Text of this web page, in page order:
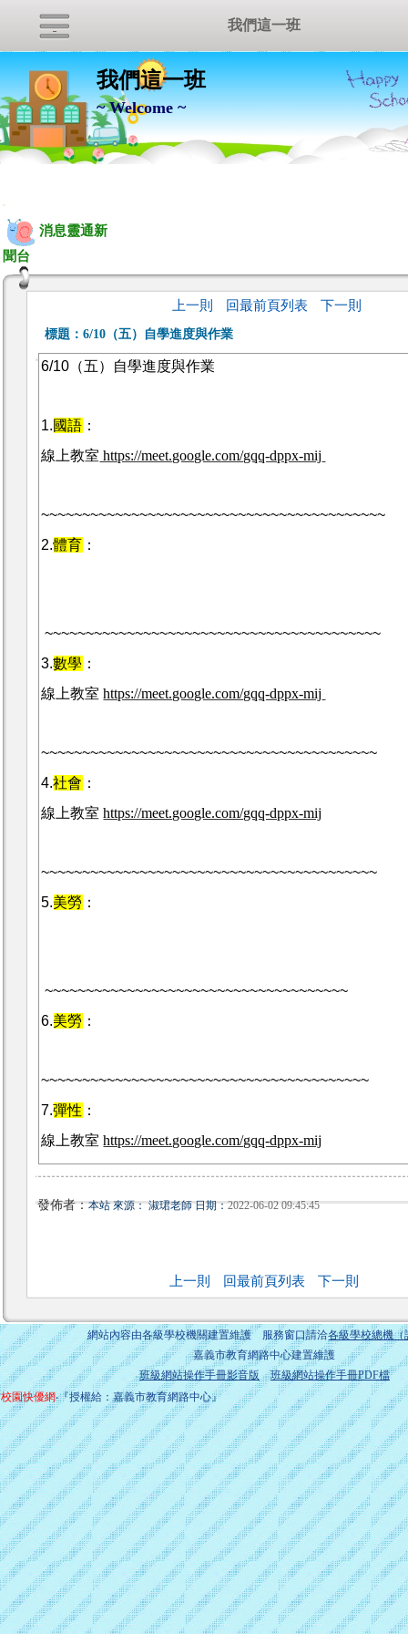
我們這一班
~ Welcome ~
:::
消息靈通新
聞台
上一則 回最前頁列表 下一則
標題：6/10（五）自學進度與作業
6/10（五）自學進度與作業
1.國語 ：
線上教室 https://meet.google.com/gqq-dppx-mij
~~~~~~~~~~~~~~~~~~~~~~~~~~~~~~~~~~~~~~~~~~
2.體育 ：
~~~~~~~~~~~~~~~~~~~~~~~~~~~~~~~~~~~~~~~~~
3.數學 ：
線上教室https://meet.google.com/gqq-dppx-mij
~~~~~~~~~~~~~~~~~~~~~~~~~~~~~~~~~~~~~~~~~
4.社會 ：
線上教室https://meet.google.com/gqq-dppx-mij
~~~~~~~~~~~~~~~~~~~~~~~~~~~~~~~~~~~~~~~~~
5.美勞 ：
~~~~~~~~~~~~~~~~~~~~~~~~~~~~~~~~~~~~~
6.美勞 ：
~~~~~~~~~~~~~~~~~~~~~~~~~~~~~~~~~~~~~~~~
7.彈性 ：
線上教室https://meet.google.com/gqq-dppx-mij
發佈者：本站 來源： 淑珺老師 日期：2022-06-02 09:45:45
上一則 回最前頁列表 下一則
網站內容由各級學校機關建置維護 服務窗口請洽各級學校總機（
嘉義市教育網路中心建置維護
班級網站操作手冊影音版
班級網站操作手冊PDF檔
校園快優網‧『授權給：嘉義市教育網路中心』
我們這一班